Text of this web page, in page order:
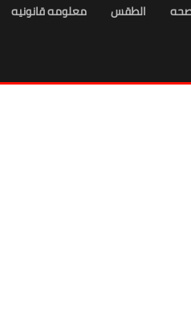
الطقس معلومه قانونيه